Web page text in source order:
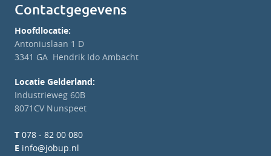
Contactgegevens
Hoofdlocatie:
Antoniuslaan 1 D
3341 GA Hendrik Ido Ambacht
Locatie Gelderland:
Industrieweg 60B
8071CV Nunspeet
T 078 - 82 00 080
E info@jobup.nl